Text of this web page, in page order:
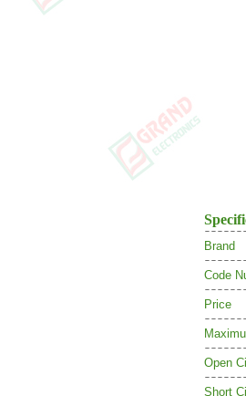
Brand
Code
Price
Open
Short